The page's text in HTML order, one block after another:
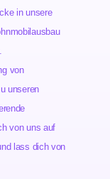
in unsere
von
unseren
von uns auf
lass dich von